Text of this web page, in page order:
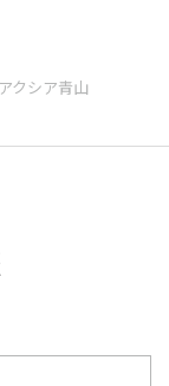
アクシア青山